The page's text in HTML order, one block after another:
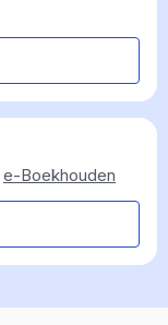
e-Boekhouden